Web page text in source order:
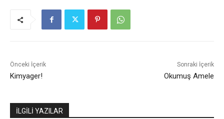
Önceki İçerik
Kimyager!
Sonraki İçerik
Okumuş Amele
İLGİLİ YAZILAR